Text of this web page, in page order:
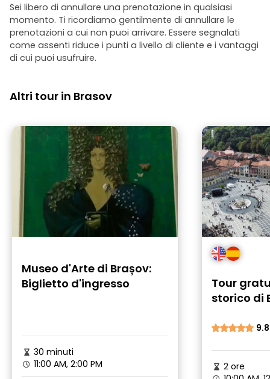
gruppi di bambini che per adulti. La
sua professionalità, il suo entusiasmo e
la sua capacità di far rivivere la storia
della città rendono il tour un’esperienza
davvero memorabile.
Sei libero di annullare una prenotazione in qualsiasi
momento. Ti ricordiamo gentilmente di annullare le
prenotazioni a cui non puoi arrivare. Essere segnalati
come assenti riduce i punti a livello di cliente e i vantaggi
di cui puoi usufruire.
Altri tour in Brasov
Museo d'Arte di Brașov:
Biglietto d'ingresso
30 minuti
11:00 AM, 2:00 PM
Tour
storico di
9.8
2 ore